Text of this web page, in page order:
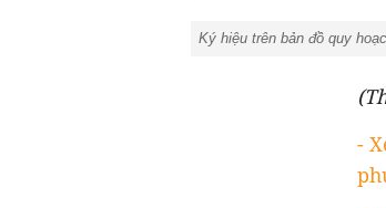
Ký hiệu trên bản đồ quy
-